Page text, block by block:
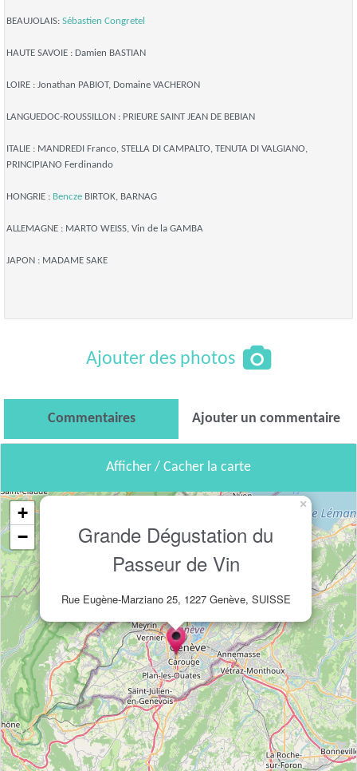
BEAUJOLAIS: Sébastien Congretel
HAUTE SAVOIE : Damien BASTIAN
LOIRE : Jonathan PABIOT, Domaine VACHERON
LANGUEDOC-ROUSSILLON : PRIEURE SAINT JEAN DE BEBIAN
ITALIE : MANDREDI Franco, STELLA DI CAMPALTO, TENUTA DI VALGIANO,
PRINCIPIANO Ferdinando
HONGRIE : Bencze BIRTOK, BARNAG
ALLEMAGNE : MARTO WEISS, Vin de la GAMBA
JAPON : MADAME SAKE
Ajouter des photos
Commentaires Ajouter un commentaire
Afficher / Cacher la carte
Grande Dégustation du
Passeur de Vin
Rue Eugène-Marziano 25, 1227 Genève, SUISSE
×
+
−